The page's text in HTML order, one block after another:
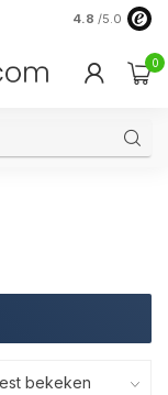
4.8 /5.0
0